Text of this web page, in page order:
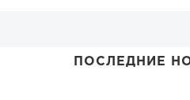
ПОСЛЕДНИЕ